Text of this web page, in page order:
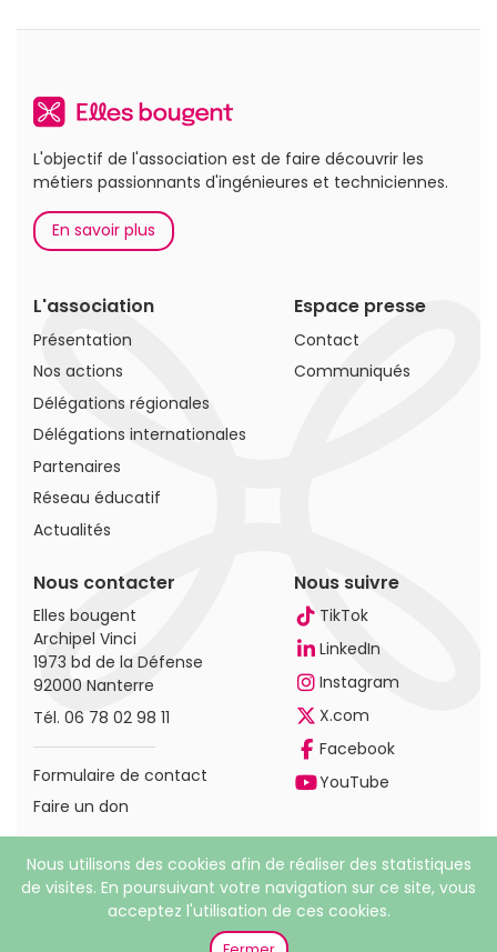
L'objectif de l'association est de faire découvrir les
métiers passionnants d'ingénieures et techniciennes.
En savoir plus
L'association
Présentation
Nos actions
Délégations régionales
Délégations internationales
Partenaires
Réseau éducatif
Actualités
Espace presse
Contact
Communiqués
Nous contacter
Elles bougent
Archipel Vinci
1973 bd de la Défense
92000 Nanterre
Tél. 06 78 02 98 11
Formulaire de contact
Faire un don
Nous suivre
TikTok
LinkedIn
Instagram
X.com
Facebook
YouTube
© 2026 Elles bougent. Tous droits réservés |Mentions
Politique de confidentialité
Nous utilisons des cookies afin de réaliser des statistiques
de visites. En poursuivant votre navigation sur ce site, vous
acceptez l'utilisation de ces cookies.